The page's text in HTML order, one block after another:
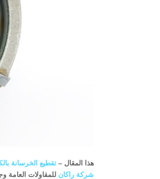
هذا المقال – تقطيع الخرسانة
شركة راكان للمقاولات العامة